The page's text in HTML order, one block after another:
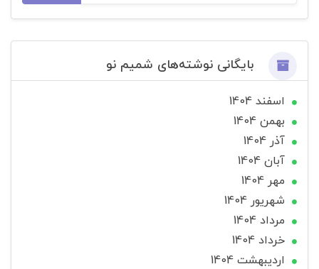
بایگانی نوشته‌های شمیم نو
اسفند 1404
بهمن 1404
آذر 1404
آبان 1404
مهر 1404
شهریور 1404
مرداد 1404
خرداد 1404
ارديبهشت 1404